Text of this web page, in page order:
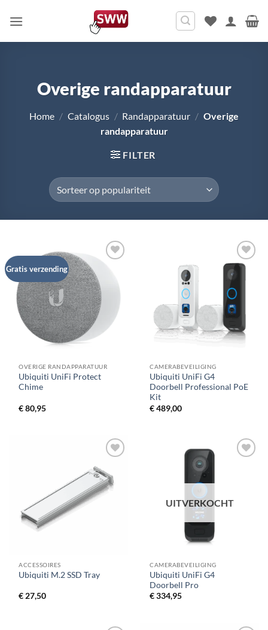
naar
Overige randapparatuur
Home / Catalogus / Randapparatuur / Overige
randapparatuur
FILTER
Gratis verzending
OVERIGE RANDAPPARATUUR
Ubiquiti UniFi Protect
Chime
€80,95
CAMERABEVEILIGING
Ubiquiti UniFi G4
Doorbell Professional PoE
Kit
€489,00
ACCESSOIRES
Ubiquiti M.2 SSD Tray
€ 27,50
UITVERKOCHT
CAMERABEVEILIGING
Ubiquiti UniFi G4
Doorbell Pro
€334,95